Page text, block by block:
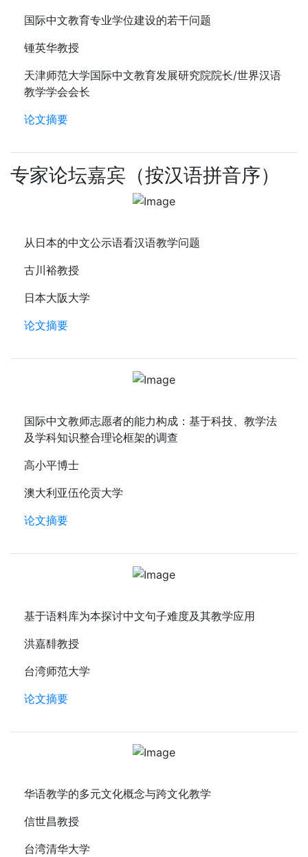
国际中文教育专业学位建设的若干问题
锺英华教授
天津师范大学国际中文教育发展研究院院长/世界汉语
教学学会会长
论文摘要
专家论坛嘉宾（按汉语拼音序）
从日本的中文公示语看汉语教学问题
古川裕教授
日本大阪大学
论文摘要
国际中文教师志愿者的能力构成：基于科技、教学法
及学科知识整合理论框架的调查
高小平博士
澳大利亚伍伦贡大学
论文摘要
基于语料库为本探讨中文句子难度及其教学应用
洪嘉馡教授
台湾师范大学
论文摘要
华语教学的多元文化概念与跨文化教学
信世昌教授
台湾清华大学